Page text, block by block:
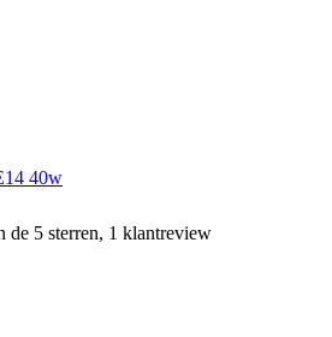
40w
de 5 sterren, 1 klantreview